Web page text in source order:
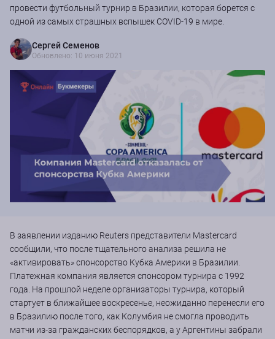
провести футбольный турнир в Бразилии, которая борется с
одной из самых страшных вспышек COVID-19 в мире.
Сергей Семенов
Обновлено: 10 июня 2021
В заявлении изданию Reuters представители Mastercard
сообщили, что после тщательного анализа решила не
«активировать» спонсорство Кубка Америки в Бразилии.
Платежная компания является спонсором турнира с 1992
года. На прошлой неделе организаторы турнира, который
стартует в ближайшее воскресенье, неожиданно перенесли его
в Бразилию после того, как Колумбия не смогла проводить
матчи из-за гражданских беспорядков, а у Аргентины забрали